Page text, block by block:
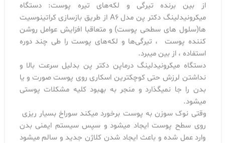
از بین برنده تیرگی و لکه‌های تیره پوست: دستگاه
میکرونیدلینگ دکتر پن مدل A6 از طریق بازسازی کراتینوسیت
ها(سلول های سطحی پوست) و متعاقبا افزایش عوامل روشن
کننده پوست ، تیرگی‌ها و لکه‌های پوست را طی چند دوره
استفاده ، از بین میبرد.
دستگاه میکرونیدلینگ درماپن دکتر پن بدلیل سرعت بالا و
نداشتن لرزش حتی کوچکترین اسکاری روی پوست صورت و یا
بدن را جا نمیگذارد و منجر به بهبود کلیه مشکلات پوستی
میشود.
وقتی نوک سوزن به پوست برخورد میکند سوراخ بسیار ریزی
روی سطح پوست ایجاد میشود و سپس سیستم ایمنی بدن
وارد عمل شده و باعث ایجاد شدن کلاژن جدید و سالم میشود